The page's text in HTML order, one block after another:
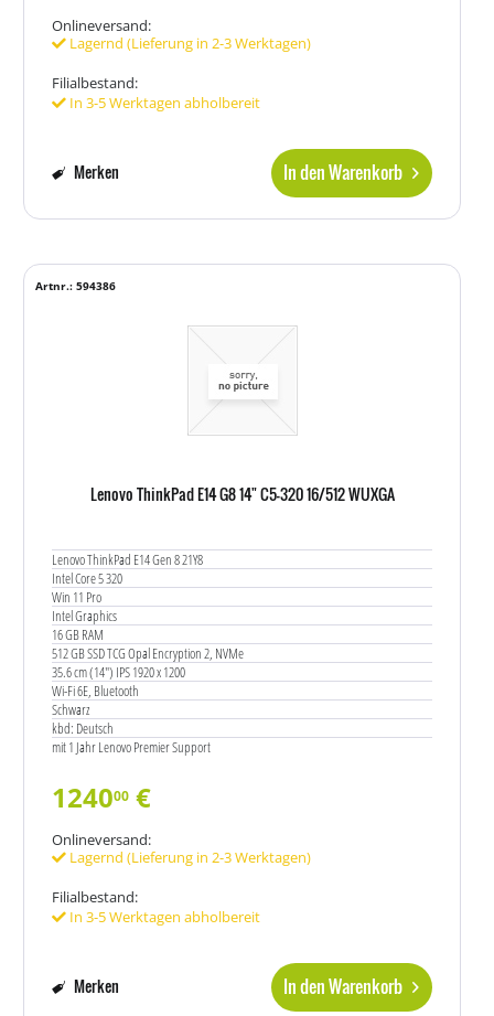
Onlineversand:
Lagernd (Lieferung in 2-3 Werktagen)
Filialbestand:
In 3-5 Werktagen abholbereit
In den Warenkorb
Merken
Lenovo ThinkPad E14 G8 14" C5-320 16/512 WUXGA
Lenovo ThinkPad E14 Gen 8 21Y8
Intel Core 5 320
Win 11 Pro
Intel Graphics
16 GB RAM
512 GB SSD TCG Opal Encryption 2, NVMe
35.6 cm (14") IPS 1920 x 1200
Wi-Fi 6E, Bluetooth
Schwarz
kbd: Deutsch
mit 1 Jahr Lenovo Premier Support
Artnr.: 594386
124000 €
Onlineversand:
Lagernd (Lieferung in 2-3 Werktagen)
Filialbestand:
In 3-5 Werktagen abholbereit
In den Warenkorb
Merken